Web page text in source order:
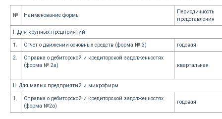
№ Наименование формы
Периодичность
представления
I. Для крупных предприятий
1.
Отчет о движении основных средств (форма № 3)
годовая
2.
Справка о дебиторской и кредиторской задолженностях
(форма № 2а)
квартальная
II. Для малых предприятий и микрофирм
1.
Справка о дебиторской и кредиторской задолженностях
(форма №2а)
годовая